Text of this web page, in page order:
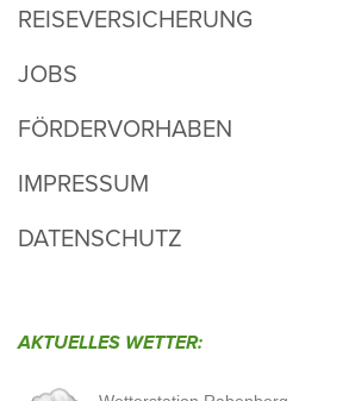
REISEVERSICHERUNG
JOBS
FÖRDERVORHABEN
IMPRESSUM
DATENSCHUTZ
AKTU­ELLES WETTER: